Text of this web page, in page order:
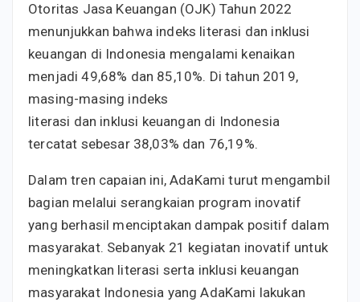
Otoritas Jasa Keuangan (OJK) Tahun 2022
menunjukkan bahwa indeks literasi dan inklusi
keuangan di Indonesia mengalami kenaikan
menjadi 49,68% dan 85,10%. Di tahun 2019,
masing-masing indeks
literasi dan inklusi keuangan di Indonesia
tercatat sebesar 38,03% dan 76,19%.
Dalam tren capaian ini, AdaKami turut mengambil
bagian melalui serangkaian program inovatif
yang berhasil menciptakan dampak positif dalam
masyarakat. Sebanyak 21 kegiatan inovatif untuk
meningkatkan literasi serta inklusi keuangan
masyarakat Indonesia yang AdaKami lakukan